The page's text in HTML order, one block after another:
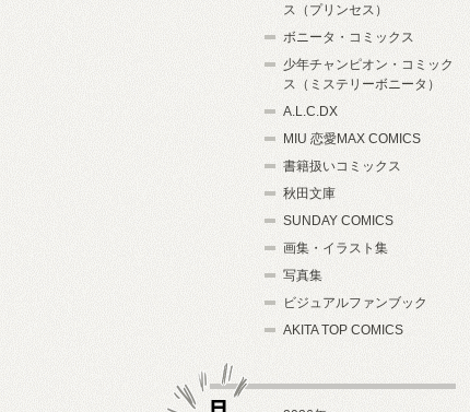
ス（プリンセス）
ボニータ・コミックス
少年チャンピオン・コミック
ス（ミステリーボニータ）
A.L.C.DX
MIU 恋愛MAX COMICS
書籍扱いコミックス
秋田文庫
SUNDAY COMICS
画集・イラスト集
写真集
ビジュアルファンブック
AKITA TOP COMICS